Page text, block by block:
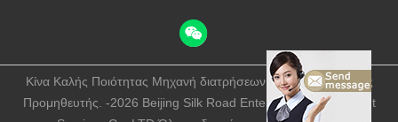
Κίνα Καλής Ποιότητας Μηχανή διατρήσεων βράχου μεταλλείας
Προμηθευτής. -2026 Beijing Silk Road Enterprise Management